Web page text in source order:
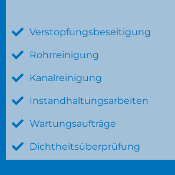
Verstopfungsbeseitigung
Rohrreinigung
Kanalreinigung
Instandhaltungsarbeiten
Wartungsaufträge
Dichtheitsüberprüfung